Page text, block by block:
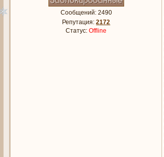
Сообщений: 2490
Репутация:2172
Статус:Offline